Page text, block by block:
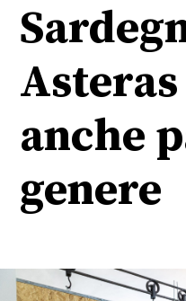
anche
genere